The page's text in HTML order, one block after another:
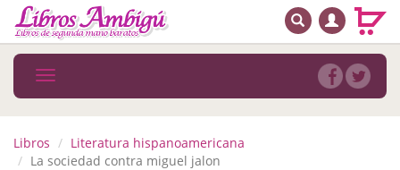
MENÚ PRINCIPAL
Novedades
BUSCAR
Toggle
navigation
Libros
Literatura hispanoamericana
La sociedad contra miguel jalon